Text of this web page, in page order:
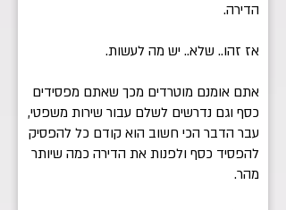
הדירה.
אז זהו.. שלא.. יש מה לעשות.
אתם אומנם מוטרדים מכך שאתם מפסידים
כסף וגם נדרשים לשלם עבור שירות משפטי,
עבר הדבר הכי חשוב הוא קודם כל להפסיק
להפסיד כסף ולפנות את הדירה כמה שיותר
מהר.